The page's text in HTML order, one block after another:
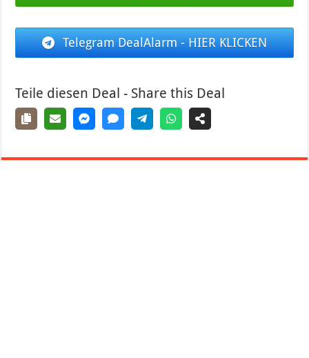
Telegram DealAlarm - HIER KLICKEN
Teile diesen Deal - Share this Deal